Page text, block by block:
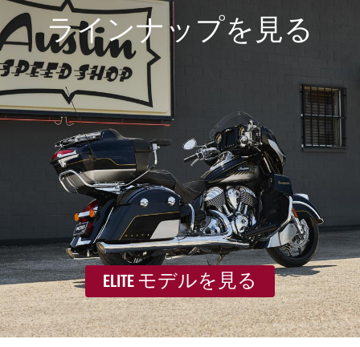
ラインナップを見る
ELITE モデルを見る